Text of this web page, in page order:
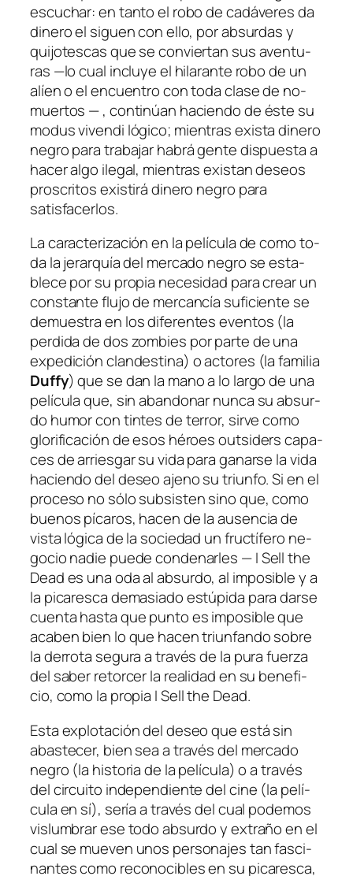
es­cu­char: en tan­to el ro­bo de ca­dá­ve­res da
di­ne­ro el si­guen con ello, por ab­sur­das y
qui­jo­tes­cas que se con­vier­tan sus aven­tu­
ras —lo cual in­clu­ye el hi­la­ran­te ro­bo de un
alíen o el en­cuen­tro con to­da cla­se de no-
muertos — , con­ti­núan ha­cien­do de és­te su
mo­dus vi­ven­di ló­gi­co; mien­tras exis­ta di­ne­ro
ne­gro pa­ra tra­ba­jar ha­brá gen­te dis­pues­ta a
ha­cer al­go ile­gal, mien­tras exis­tan de­seos
pros­cri­tos exis­ti­rá di­ne­ro ne­gro pa­ra
satisfacerlos.
La ca­rac­te­ri­za­ción en la pe­lí­cu­la de co­mo to­
da la je­rar­quía del mer­ca­do ne­gro se es­ta­
ble­ce por su pro­pia ne­ce­si­dad pa­ra crear un
cons­tan­te flu­jo de mer­can­cía su­fi­cien­te se
de­mues­tra en los di­fe­ren­tes even­tos (la
per­di­da de doszom­bies por par­te de una
ex­pe­di­ción clan­des­ti­na) o ac­to­res (la fa­mi­lia
Duffy) que se dan la mano a lo lar­go de una
pe­lí­cu­la que, sin aban­do­nar nun­ca su ab­sur­
do hu­mor con tin­tes de te­rror, sir­ve co­mo
glo­ri­fi­ca­ción de esos hé­roesoutsi­dersca­pa­
ces de arries­gar su vi­da pa­ra ga­nar­se la vi­da
ha­cien­do del de­seo ajeno su triun­fo. Si en el
pro­ce­so no só­lo sub­sis­ten sino que, co­mo
bue­nos pí­ca­ros, ha­cen de la au­sen­cia de
vis­ta ló­gi­ca de la so­cie­dad un fruc­tí­fe­ro ne­
go­cio na­die pue­de con­de­nar­les —I Sell the
Deades una oda al ab­sur­do, al im­po­si­ble y a
la pi­ca­res­ca de­ma­sia­do es­tú­pi­da pa­ra dar­se
cuen­ta has­ta que pun­to es im­po­si­ble que
aca­ben bien lo que ha­cen triun­fan­do so­bre
la de­rro­ta se­gu­ra a tra­vés de la pu­ra fuer­za
del sa­ber re­tor­cer la reali­dad en su be­ne­fi­
cio, co­mo la pro­pia I Sell the Dead.
Esta ex­plo­ta­ción del de­seo que es­tá sin
abas­te­cer, bien sea a tra­vés del mer­ca­do
ne­gro (la his­to­ria de la pe­lí­cu­la) o a tra­vés
del cir­cui­to in­de­pen­dien­te del ci­ne (la pe­lí­
cu­la en sí), se­ría a tra­vés del cual po­de­mos
vis­lum­brar ese to­do ab­sur­do y ex­tra­ño en el
cual se mue­ven unos per­so­na­jes tan fas­ci­
nan­tes co­mo re­co­no­ci­bles en su pi­ca­res­ca,